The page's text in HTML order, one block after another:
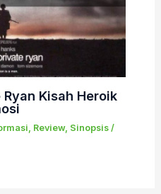
Kisah Heroik
, Review, Sinopsis/